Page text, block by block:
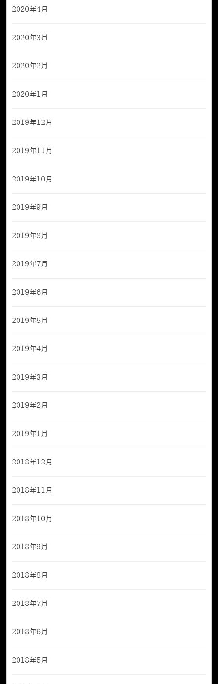
2020年4月
2020年3月
2020年2月
2020年1月
2019年12月
2019年11月
2019年10月
2019年9月
2019年8月
2019年7月
2019年6月
2019年5月
2019年4月
2019年3月
2019年2月
2019年1月
2018年12月
2018年11月
2018年10月
2018年9月
2018年8月
2018年7月
2018年6月
2018年5月